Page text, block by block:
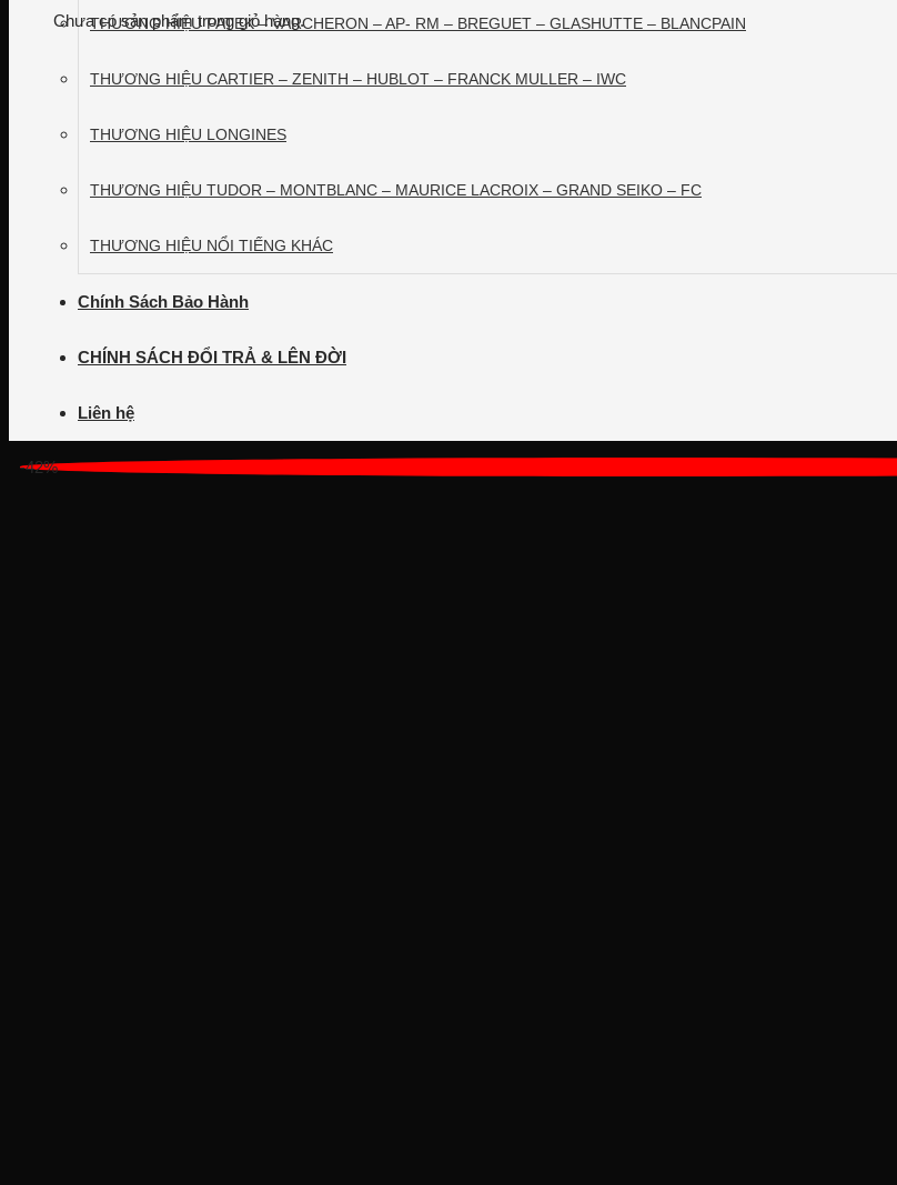
Chưa có sản phẩm trong giỏ hàng.
THƯƠNG HIỆU PATEK – VARCHERON – AP- RM – BREGUET – GLASHUTTE – BLANCPAIN
THƯƠNG HIỆU CARTIER – ZENITH – HUBLOT – FRANCK MULLER – IWC
THƯƠNG HIỆU LONGINES
THƯƠNG HIỆU TUDOR – MONTBLANC – MAURICE LACROIX – GRAND SEIKO – FC
THƯƠNG HIỆU NỔI TIẾNG KHÁC
Chính Sách Bảo Hành
CHÍNH SÁCH ĐỔI TRẢ & LÊN ĐỜI
Liên hệ
-42%